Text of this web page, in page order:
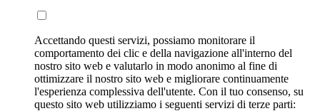
Accettando questi servizi, possiamo monitorare il
comportamento dei clic e della navigazione all'interno del
nostro sito web e valutarlo in modo anonimo al fine di
ottimizzare il nostro sito web e migliorare continuamente
l'esperienza complessiva dell'utente. Con il tuo consenso, su
questo sito web utilizziamo i seguenti servizi di terze parti: